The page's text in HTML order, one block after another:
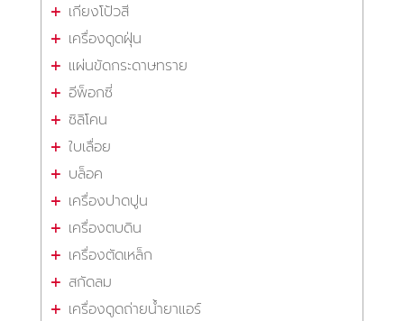
เกียงโป้วสี
เครื่องดูดฝุ่น
แผ่นขัดกระดาษทราย
อีพ็อกซี่
ซิลิโคน
ใบเลื่อย
บล็อค
เครื่องปาดปูน
เครื่องตบดิน
เครื่องตัดเหล็ก
สกัดลม
เครื่องดูดถ่ายน้ำยาแอร์